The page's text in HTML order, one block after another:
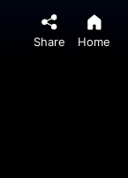
Share Home